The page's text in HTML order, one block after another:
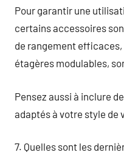
Pour garantir une
certains accessoires
de rangement
étagères modulables,
Pensez aussi à inclure
adaptés à votre style de
7. Quelles sont les